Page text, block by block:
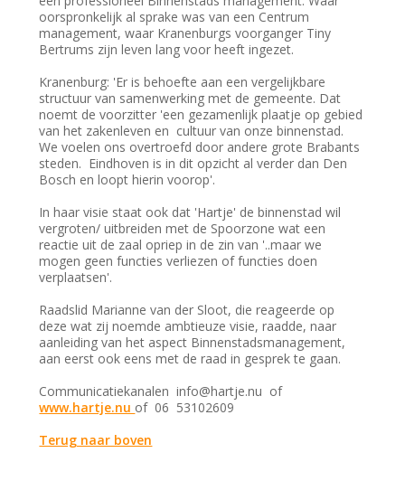
oorspronkelijk al sprake was van een Centrum
management, waar Kranenburgs voorganger Tiny
Bertrums zijn leven lang voor heeft ingezet.
Kranenburg: 'Er is behoefte aan een vergelijkbare
structuur van samenwerking met de gemeente. Dat
noemt de voorzitter 'een gezamenlijk plaatje op gebied
van het zakenleven en cultuur van onze binnenstad.
We voelen ons overtroefd door andere grote Brabants
steden. Eindhoven is in dit opzicht al verder dan Den
Bosch en loopt hierin voorop'.
In haar visie staat ook dat 'Hartje' de binnenstad wil
vergroten/ uitbreiden met de Spoorzone wat een
reactie uit de zaal opriep in de zin van '..maar we
mogen geen functies verliezen of functies doen
verplaatsen'.
Raadslid Marianne van der Sloot, die reageerde op
deze wat zij noemde ambtieuze visie, raadde, naar
aanleiding van het aspect Binnenstadsmanagement,
aan eerst ook eens met de raad in gesprek te gaan.
Communicatiekanalen info@hartje.nu of
www.hartje.nu of 06 53102609
Terug naar boven